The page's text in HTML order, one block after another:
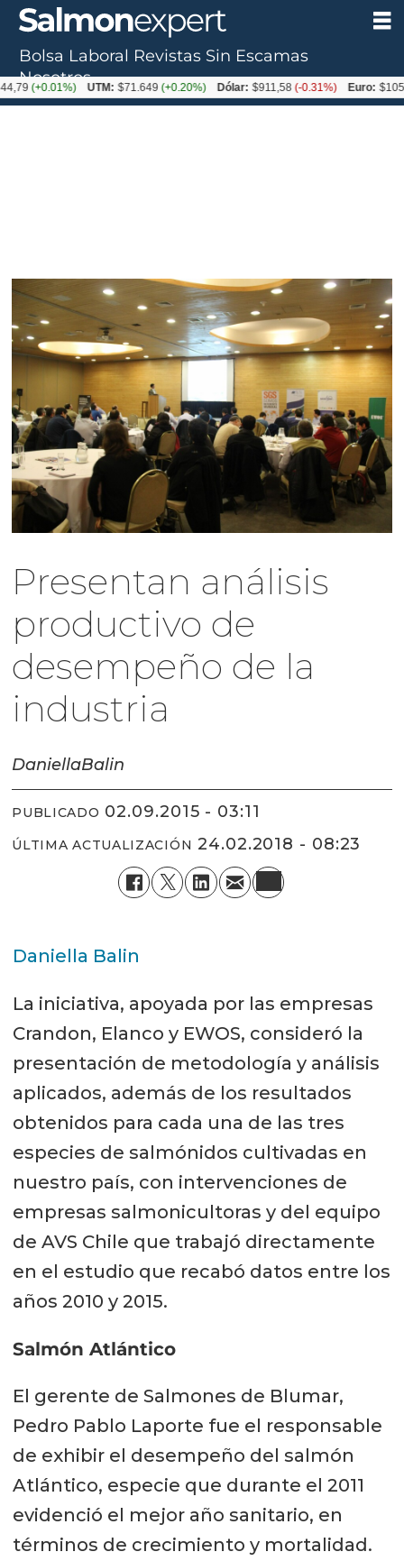
Presentan análisis
productivo de
desempeño de la
industria
DaniellaBalin
PUBLICADO 02.09.2015 - 03:11
ÚLTIMA ACTUALIZACIÓN 24.02.2018 - 08:23
Daniella Balin
La iniciativa, apoyada por las empresas
Crandon, Elanco y EWOS, consideró la
presentación de metodología y análisis
aplicados, además de los resultados
obtenidos para cada una de las tres
especies de salmónidos cultivadas en
nuestro país, con intervenciones de
empresas salmonicultoras y del equipo
de AVS Chile que trabajó directamente
en el estudio que recabó datos entre los
años 2010 y 2015.
Salmón Atlántico
El gerente de Salmones de Blumar,
Pedro Pablo Laporte fue el responsable
de exhibir el desempeño del salmón
Atlántico, especie que durante el 2011
evidenció el mejor año sanitario, en
términos de crecimiento y mortalidad.
Bolsa Laboral Revistas Sin Escamas
Nosotros
UTM: $71.649(+0.20%) Dólar: $911,58(-0.31%) Euro: $1053,36(-